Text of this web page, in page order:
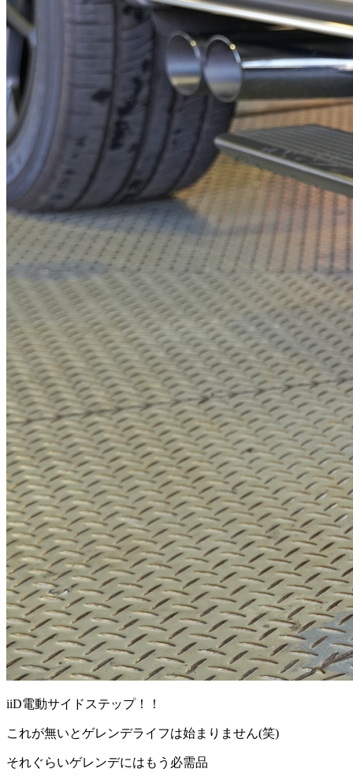
iiD電動サイドステップ！！
これが無いとゲレンデライフは始まりません(笑)
それぐらいゲレンデにはもう必需品